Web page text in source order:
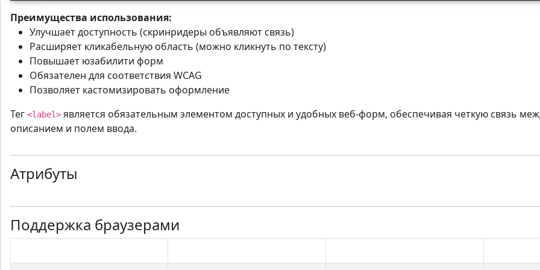
Преимущества использования:
Улучшает доступность (скринридеры объявляют связь)
Расширяет кликабельную область (можно кликнуть по тексту)
Повышает юзабилити форм
Обязателен для соответствия WCAG
Позволяет кастомизировать оформление
Тег <label> является обязательным элементом доступных и удобных веб-форм, обеспечивая четкую связь
описанием и полем ввода.
Атрибуты
Поддержка браузерами